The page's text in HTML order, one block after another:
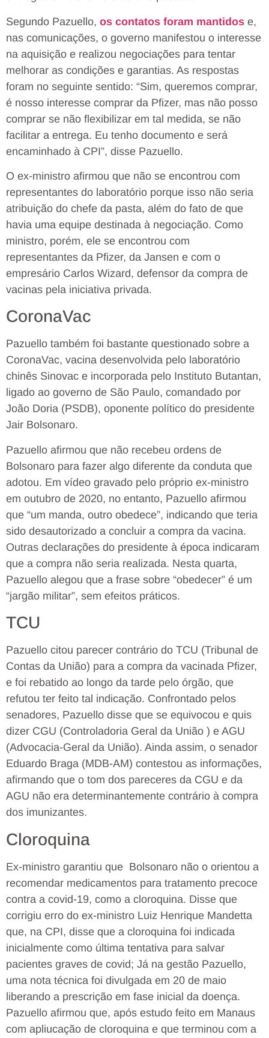
Segundo Pazuello, os contatos foram mantidos e,
nas comunicações, o governo manifestou o interesse
na aquisição e realizou negociações para tentar
melhorar as condições e garantias. As respostas
foram no seguinte sentido: “Sim, queremos comprar,
é nosso interesse comprar da Pfizer, mas não posso
comprar se não flexibilizar em tal medida, se não
facilitar a entrega. Eu tenho documento e será
encaminhado à CPI”, disse Pazuello.
O ex-ministro afirmou que não se encontrou com
representantes do laboratório porque isso não seria
atribuição do chefe da pasta, além do fato de que
havia uma equipe destinada à negociação. Como
ministro, porém, ele se encontrou com
representantes da Pfizer, da Jansen e com o
empresário Carlos Wizard, defensor da compra de
vacinas pela iniciativa privada.
CoronaVac
Pazuello também foi bastante questionado sobre a
CoronaVac, vacina desenvolvida pelo laboratório
chinês Sinovac e incorporada pelo Instituto Butantan,
ligado ao governo de São Paulo, comandado por
João Doria (PSDB), oponente político do presidente
Jair Bolsonaro.
Pazuello afirmou que não recebeu ordens de
Bolsonaro para fazer algo diferente da conduta que
adotou. Em vídeo gravado pelo próprio ex-ministro
em outubro de 2020, no entanto, Pazuello afirmou
que “um manda, outro obedece”, indicando que teria
sido desautorizado a concluir a compra da vacina.
Outras declarações do presidente à época indicaram
que a compra não seria realizada. Nesta quarta,
Pazuello alegou que a frase sobre “obedecer” é um
“jargão militar”, sem efeitos práticos.
TCU
Pazuello citou parecer contrário do TCU (Tribunal de
Contas da União) para a compra da vacinada Pfizer,
e foi rebatido ao longo da tarde pelo órgão, que
refutou ter feito tal indicação. Confrontado pelos
senadores, Pazuello disse que se equivocou e quis
dizer CGU (Controladoria Geral da União ) e AGU
(Advocacia-Geral da União). Ainda assim, o senador
Eduardo Braga (MDB-AM) contestou as informações,
afirmando que o tom dos pareceres da CGU e da
AGU não era determinantemente contrário à compra
dos imunizantes.
Cloroquina
Ex-ministro garantiu que Bolsonaro não o orientou a
recomendar medicamentos para tratamento precoce
contra a covid-19, como a cloroquina. Disse que
corrigiu erro do ex-ministro Luiz Henrique Mandetta
que, na CPI, disse que a cloroquina foi indicada
inicialmente como última tentativa para salvar
pacientes graves de covid; Já na gestão Pazuello,
uma nota técnica foi divulgada em 20 de maio
liberando a prescrição em fase inicial da doença.
Pazuello afirmou que, após estudo feito em Manaus
com apliucação de cloroquina e que terminou com a